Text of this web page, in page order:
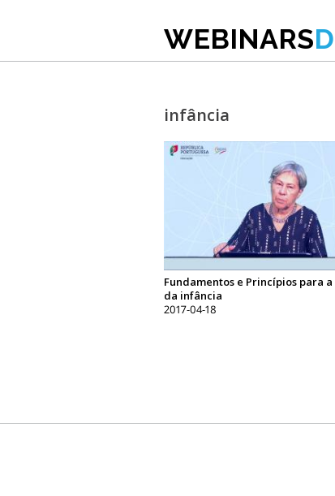
WEBINARS
infância
Fundamentos e Princípios para
da infância
2017-04-18